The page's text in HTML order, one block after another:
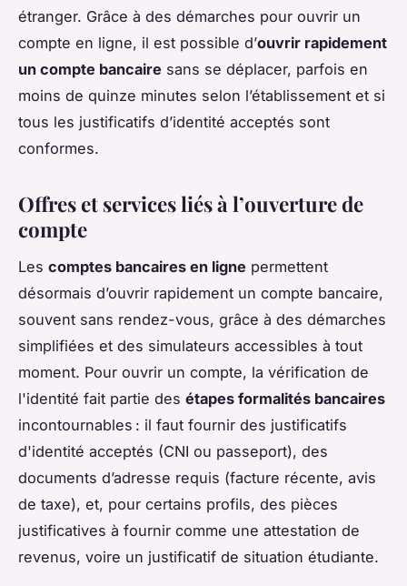
étranger. Grâce à des démarches pour ouvrir un
compte en ligne, il est possible d’ouvrir rapidement
un compte bancaire sans se déplacer, parfois en
moins de quinze minutes selon l’établissement et si
tous les justificatifs d’identité acceptés sont
conformes.
Offres et services liés à l’ouverture de
compte
Les comptes bancaires en ligne permettent
désormais d’ouvrir rapidement un compte bancaire,
souvent sans rendez-vous, grâce à des démarches
simplifiées et des simulateurs accessibles à tout
moment. Pour ouvrir un compte, la vérification de
l'identité fait partie des étapes formalités bancaires
incontournables : il faut fournir des justificatifs
d'identité acceptés (CNI ou passeport), des
documents d’adresse requis (facture récente, avis
de taxe), et, pour certains profils, des pièces
justificatives à fournir comme une attestation de
revenus, voire un justificatif de situation étudiante.